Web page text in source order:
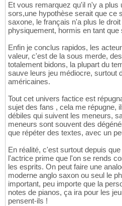
Et vous remarquez qu'il n'y a plus
sors,une hypothèse serait que ce
saxone, le français n'a plus le
physiquement, hormis en tant
Enfin je conclus rapidos, les
valeur, c'est de la sous merde,
totalement bidons, la plupart du
sauve leurs jeu médiocre, surtout
américaines.
Tout cet univers factice est
sujet des fans , cela me répugne,
débiles qui suivent les meneurs,
meneurs sont souvent des
que répéter des textes, avec un
En réalité, c'est surtout depuis
l'actrice prime que l'on se rends
les esprits. On peut faire une
moderne anglo saxon ou seul le
important, peu importe que la
notes de pianos, ça ira pour les
pensent-ils !